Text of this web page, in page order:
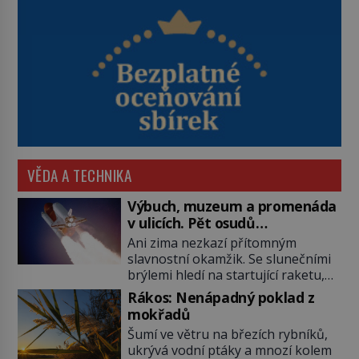
VĚDA A TECHNIKA
Výbuch, muzeum a promenáda
v ulicích. Pět osudů
nejslavnějších raketoplánů
Ani zima nezkazí přítomným
slavnostní okamžik. Se slunečními
brýlemi hledí na startující raketu,
která má do vesmíru vynést kromě
posádky také obyčejnou učitelku.
Po několika sekundách všem
ztuhnou úsměvy, stroj totiž
exploduje. Jejich konstrukce není
Rákos: Nenápadný poklad z
mokřadů
Šumí ve větru na březích rybníků,
ukrývá vodní ptáky a mnozí kolem